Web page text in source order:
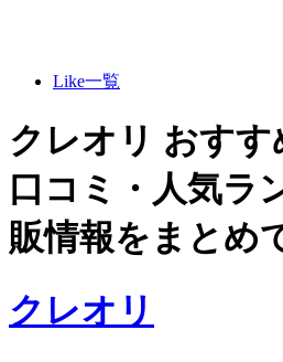
Like一覧
クレオリ おすす
口コミ・人気ラ
販情報をまとめ
クレオリ